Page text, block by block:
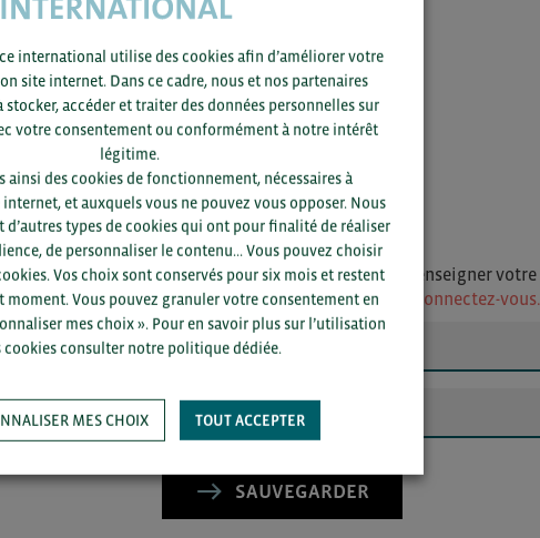
ACCÉDEZ À LA RESSOURCE
Pour voir les contacts, merci de renseigner votre
département et votre secteur
ou connectez-vous.
SAUVEGARDER
international utilise des cookies afin d’améliorer votre
site internet. Dans ce cadre, nous et nos partenaires
stocker, accéder et traiter des données personnelles sur
votre consentement ou conformément à notre intérêt
légitime.
ainsi des cookies de fonctionnement, nécessaires à
et auxquels vous ne pouvez vous opposer. Nous
types de cookies qui ont pour finalité de réaliser
de personnaliser le contenu... Vous pouvez choisir
Vos choix sont conservés pour six mois et restent
moment. Vous pouvez granuler votre consentement en
mes choix ». Pour en savoir plus sur l’utilisation
cookies consulter notre politique dédiée.
MES CHOIX TOUT ACCEPTER